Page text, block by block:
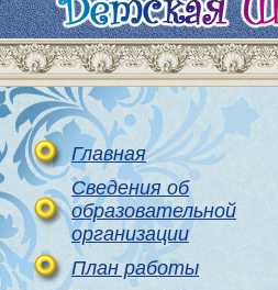
Главная
Сведения об
образовательной
организации
План работы